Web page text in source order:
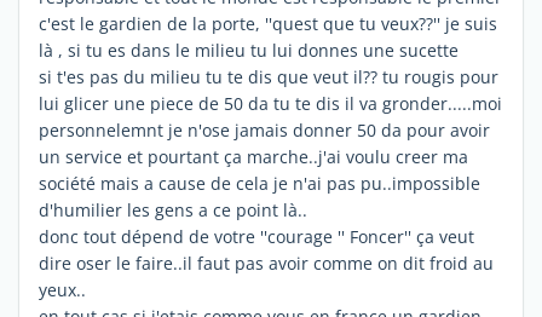
c'est le gardien de la porte, ''quest que tu veux??'' je suis
là , si tu es dans le milieu tu lui donnes une sucette
si t'es pas du milieu tu te dis que veut il?? tu rougis pour
lui glicer une piece de 50 da tu te dis il va gronder.....moi
personnelemnt je n'ose jamais donner 50 da pour avoir
un service et pourtant ça marche..j'ai voulu creer ma
société mais a cause de cela je n'ai pas pu..impossible
d'humilier les gens a ce point là..
donc tout dépend de votre ''courage '' Foncer'' ça veut
dire oser le faire..il faut pas avoir comme on dit froid au
yeux..